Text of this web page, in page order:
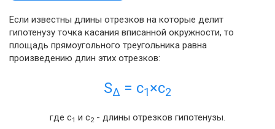
Если известны длины отрезков на которые делит
гипотенузу точка касания вписанной окружности, то
площадь прямоугольного треугольника равна
произведению длин этих отрезков:
SΔ = с1×с2
где с1 и с2 - длины отрезков гипотенузы.